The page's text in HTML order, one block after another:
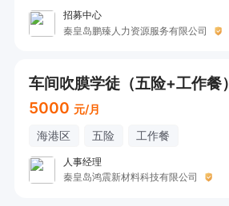
招募中心
秦皇岛鹏臻人力资源服务有限公司
车间吹膜学徒（五险+工作餐）
5000 元/月
海港区 五险 工作餐
人事经理
秦皇岛鸿震新材料科技有限公司